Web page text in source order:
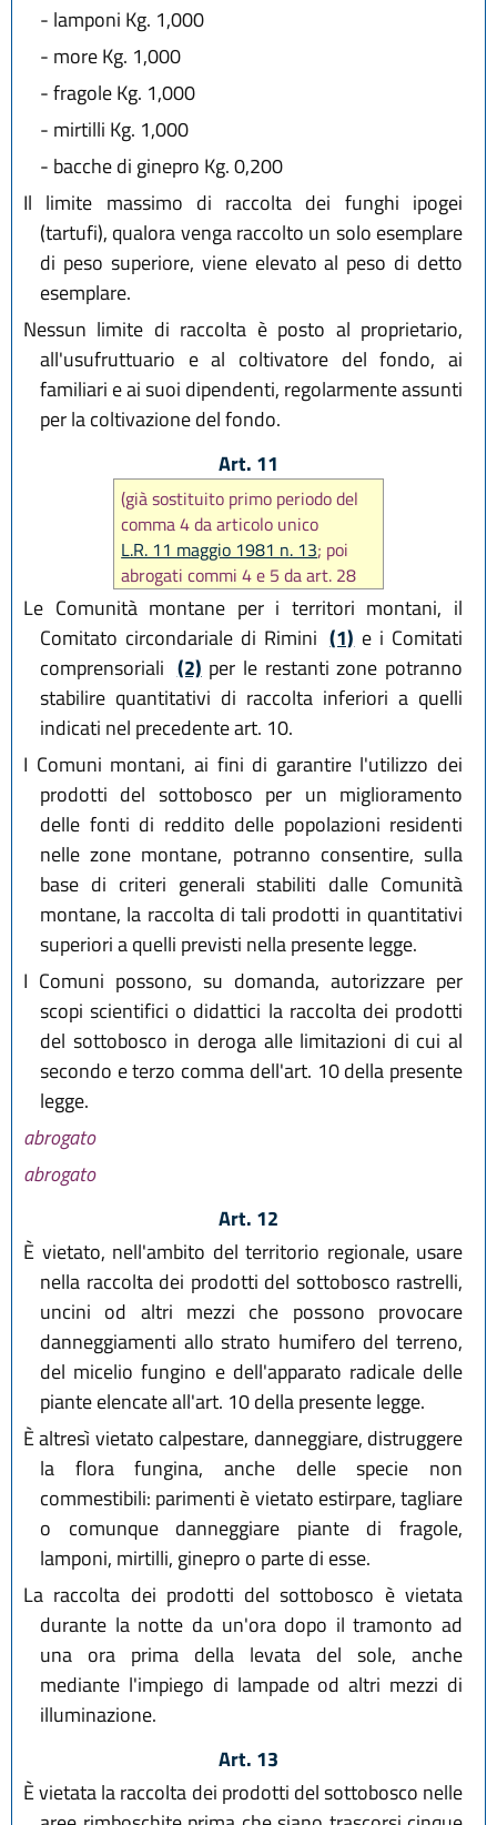
- lamponi Kg. 1,000
- more Kg. 1,000
-fragole Kg. 1,000
- mirtilli Kg. 1,000
- bacche di ginepro Kg. 0,200
Il limite massimo di raccolta dei funghi ipogei
(tartufi), qualora venga raccolto un solo esemplare
di peso superiore, viene elevato al peso di detto
esemplare.
Nessun limite di raccolta è posto al proprietario,
all'usufruttuario e al coltivatore del fondo, ai
familiari e ai suoi dipendenti, regolarmente assunti
per la coltivazione del fondo.
Art. 11
(già sostituito primo periodo del
comma 4 da articolo unico
L.R. 11 maggio 1981 n. 13; poi
abrogati commi 4 e 5 da art. 28
L.R. 2 settembre 1991 n. 24
)
Le Comunità montane per i territori montani, il
Comitato circondariale di Rimini (1) e i Comitati
comprensoriali (2) per le restanti zone potranno
stabilire quantitativi di raccolta inferiori a quelli
indicati nel precedente art. 10.
I Comuni montani, ai fini di garantire l'utilizzo dei
prodotti del sottobosco per un miglioramento
delle fonti di reddito delle popolazioni residenti
nelle zone montane, potranno consentire, sulla
base di criteri generali stabiliti dalle Comunità
montane, la raccolta di tali prodotti in quantitativi
superiori a quelli previsti nella presente legge.
I Comuni possono, su domanda, autorizzare per
scopi scientifici o didattici la raccolta dei prodotti
del sottobosco in deroga alle limitazioni di cui al
secondo e terzo comma dell'art. 10 della presente
legge.
abrogato
abrogato
Art. 12
È vietato, nell'ambito del territorio regionale, usare
nella raccolta dei prodotti del sottobosco rastrelli,
uncini od altri mezzi che possono provocare
danneggiamenti allo strato humifero del terreno,
del micelio fungino e dell'apparato radicale delle
piante elencate all'art. 10 della presente legge.
È altresì vietato calpestare, danneggiare, distruggere
la flora fungina, anche delle specie non
commestibili: parimenti è vietato estirpare, tagliare
o comunque danneggiare piante di fragole,
lamponi, mirtilli, ginepro o parte di esse.
La raccolta dei prodotti del sottobosco è vietata
durante la notte da un'ora dopo il tramonto ad
una ora prima della levata del sole, anche
mediante l'impiego di lampade od altri mezzi di
illuminazione.
Art. 13
È vietata la raccolta dei prodotti del sottobosco nelle